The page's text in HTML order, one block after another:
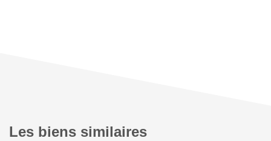
Les biens similaires